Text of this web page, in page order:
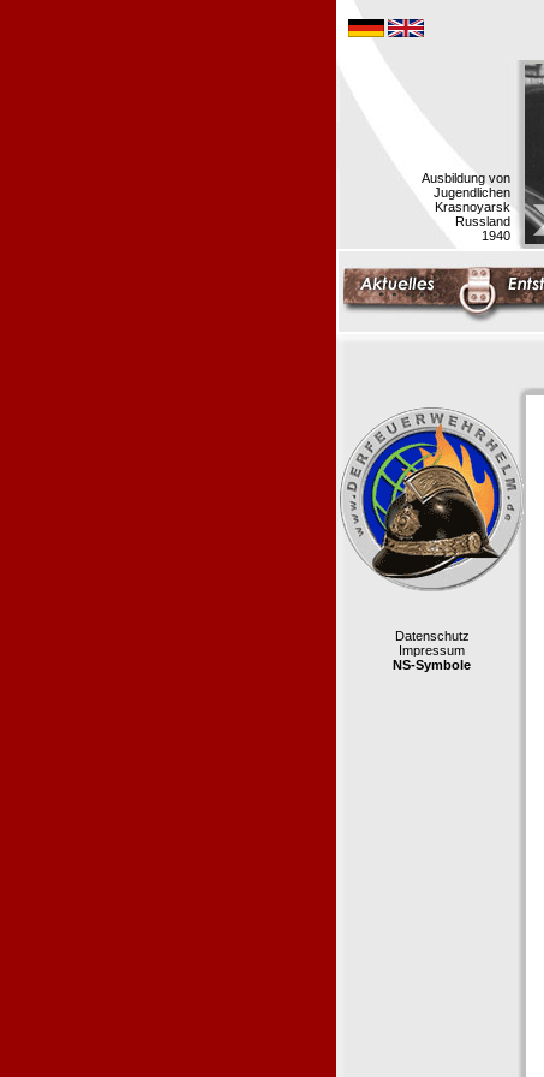
Ausbildung von
Jugendlichen
Krasnoyarsk
Russland
1940
Datenschutz
Impressum
NS-Symbole